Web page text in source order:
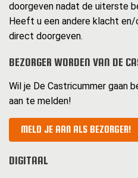
doorgeven nadat de uiterste
Heeft u een andere klacht
direct doorgeven.
BEZORGER WORDEN VAN DE
Wil je De Castricummer gaan
aan te melden!
MELD JE AAN ALS BEZORGER!
DIGITAAL